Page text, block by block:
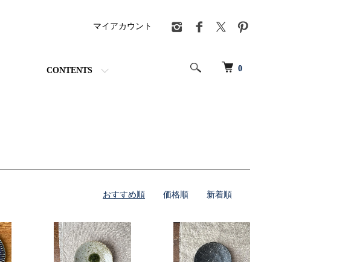
0
CONTENTS
マイアカウント
おすすめ順 価格順 新着順